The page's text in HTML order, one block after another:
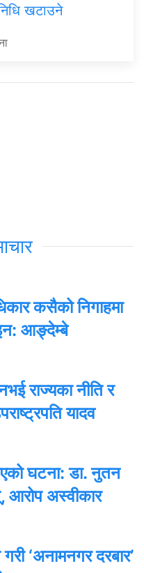
खटाउने
कसैको निगाहमा
आङ्देम्बे
राज्यका नीति र
यादव
घटना: डा. नुतन
आरोप अस्वीकार
गरी ‘अनामनगर दरबार’